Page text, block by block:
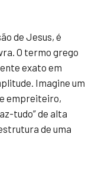
de Jesus, é
O termo grego
exato em
Imagine um
empreiteiro,
tudo” de alta
de uma